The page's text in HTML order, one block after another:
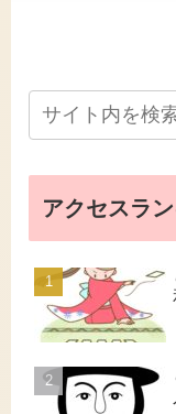
アクセスラ